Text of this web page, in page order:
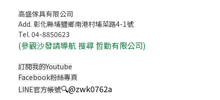
高盛傢具有限公司
Add. 彰化縣埔鹽鄉南港村埔菜路4-1號
Tel. 04-8850623
(參觀沙發請導航 搜尋 哲勤有限公司)
訂閱我的Youtube
Facebook粉絲專頁
LINE官方帳號🔍@zwk0762a